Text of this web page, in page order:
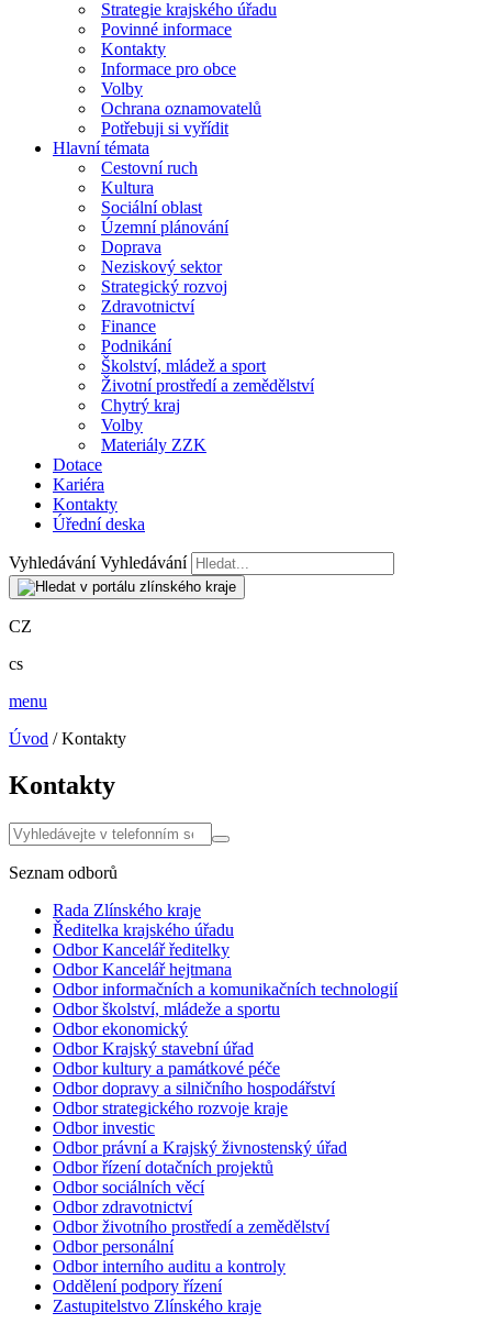
Strategie krajského úřadu
Povinné informace
Kontakty
Informace pro obce
Volby
Ochrana oznamovatelů
Potřebuji si vyřídit
Hlavní témata
Cestovní ruch
Kultura
Sociální oblast
Územní plánování
Doprava
Neziskový sektor
Strategický rozvoj
Zdravotnictví
Finance
Podnikání
Školství, mládež a sport
Životní prostředí a zemědělství
Chytrý kraj
Volby
Materiály ZZK
Dotace
Kariéra
Kontakty
Úřední deska
Vyhledávání Vyhledávání
CZ
cs
menu
Úvod / Kontakty
Kontakty
Seznam odborů
Rada Zlínského kraje
Ředitelka krajského úřadu
Odbor Kancelář ředitelky
Odbor Kancelář hejtmana
Odbor informačních a komunikačních technologií
Odbor školství, mládeže a sportu
Odbor ekonomický
Odbor Krajský stavební úřad
Odbor kultury a památkové péče
Odbor dopravy a silničního hospodářství
Odbor strategického rozvoje kraje
Odbor investic
Odbor právní a Krajský živnostenský úřad
Odbor řízení dotačních projektů
Odbor sociálních věcí
Odbor zdravotnictví
Odbor životního prostředí a zemědělství
Odbor personální
Odbor interního auditu a kontroly
Oddělení podpory řízení
Zastupitelstvo Zlínského kraje